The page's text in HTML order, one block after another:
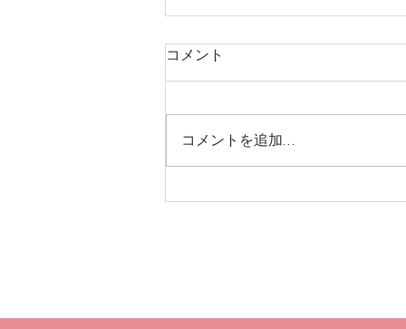
お知らせ(※健康保険証につ
コメント
コメントを追加…